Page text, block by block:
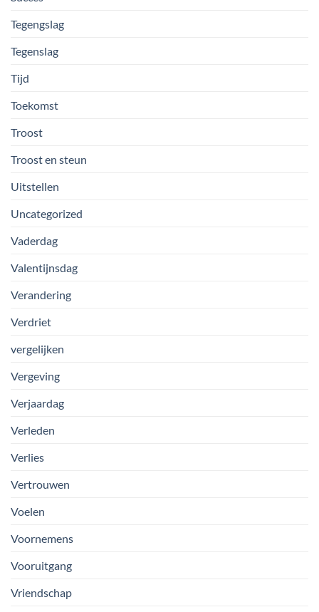
Tegengslag
Tegenslag
Tijd
Toekomst
Troost
Troost en steun
Uitstellen
Uncategorized
Vaderdag
Valentijnsdag
Verandering
Verdriet
vergelijken
Vergeving
Verjaardag
Verleden
Verlies
Vertrouwen
Voelen
Voornemens
Vooruitgang
Vriendschap